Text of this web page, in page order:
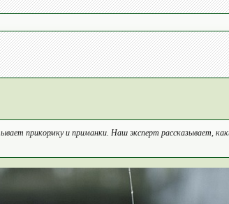
прикормку и приманки. Наш эксперт рассказывает,